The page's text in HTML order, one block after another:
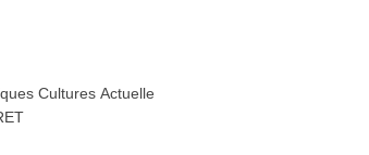
Cultures Actuelle